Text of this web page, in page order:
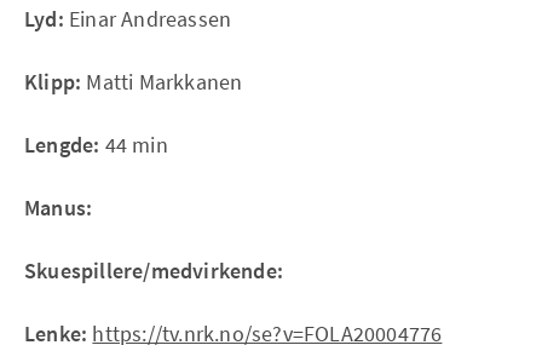
Lyd: Einar Andreassen
Klipp: Matti Markkanen
Lengde: 44 min
Manus:
Skuespillere/medvirkende:
Lenke: https://tv.nrk.no/se?v=FOLA20004776